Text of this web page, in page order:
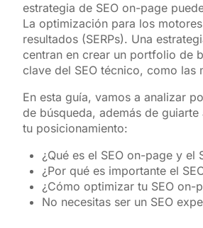
estrategia de SEO on-page
La optimización para los
resultados (SERPs). Una
centran en crear un portfolio de
clave del SEO técnico, como las
En esta guía, vamos a analizar
de búsqueda, además de
tu posicionamiento:
¿Qué es el SEO on-page y el
¿Por qué es importante el
¿Cómo optimizar tu SEO on-
No necesitas ser un SEO